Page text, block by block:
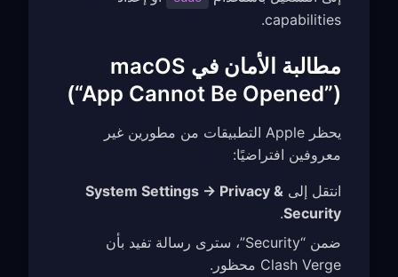
capabilities.
مطالبة الأمان في macOS
(“App Cannot Be Opened”)
يحظر Apple التطبيقات من مطورين غير
معروفين افتراضيًا:
انتقل إلى System Settings → Privacy &
Security
.
ضمن “Security”، سترى رسالة تفيد بأن
Clash Verge محظور.